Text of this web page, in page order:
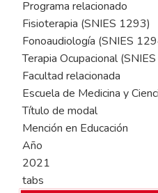
Programa relacionado
Fisioterapia (SNIES 1293)
Fonoaudiología (SNIES
Terapia Ocupacional
Facultad relacionada
Escuela de Medicina y
Título de modal
Mención en Educación
Año
2021
tabs